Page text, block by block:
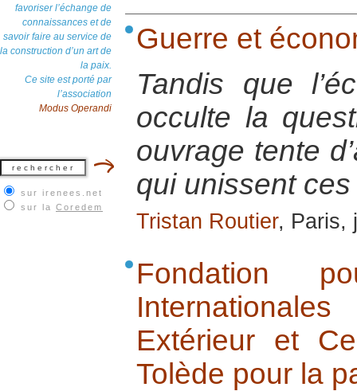
favoriser l’échange de
connaissances et de
savoir faire au service de
la construction d’un art de
la paix.
Ce site est porté par
l’association
Modus Operandi
sur irenees.net
sur la Coredem
Guerre et
Tandis que
occulte la
ouvrage tente
qui unissent
Tristan Routier, Paris,
Fondation
Extérieur et
Tolède pour la